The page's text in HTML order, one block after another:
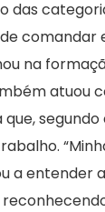
das
comandar
na
atuou
a entender